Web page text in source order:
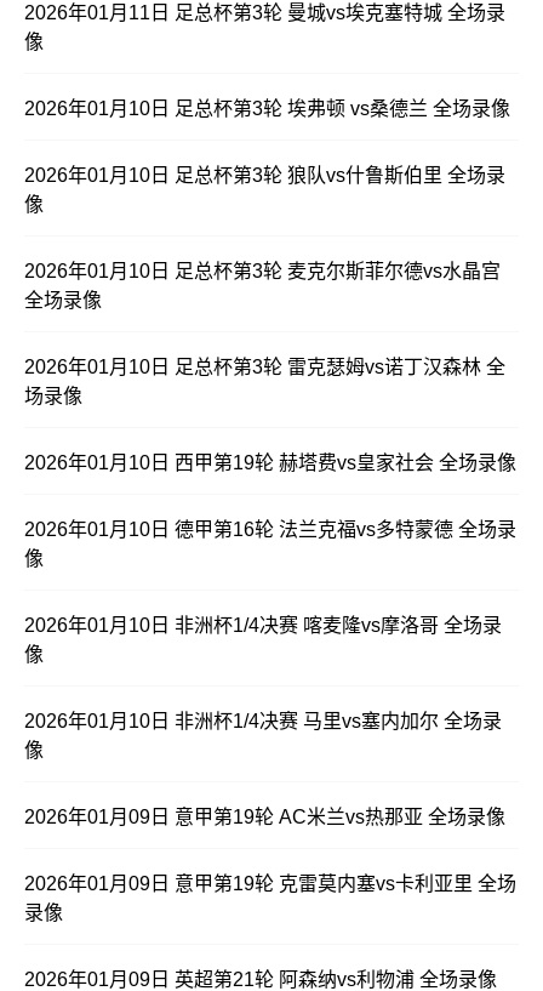
2026年01月11日 足总杯第3轮 曼城vs埃克塞特城 全场录
像
2026年01月10日 足总杯第3轮 埃弗顿 vs桑德兰 全场录像
2026年01月10日 足总杯第3轮 狼队vs什鲁斯伯里 全场录
像
2026年01月10日 足总杯第3轮 麦克尔斯菲尔德vs水晶宫
全场录像
2026年01月10日 足总杯第3轮 雷克瑟姆vs诺丁汉森林 全
场录像
2026年01月10日 西甲第19轮 赫塔费vs皇家社会 全场录像
2026年01月10日 德甲第16轮 法兰克福vs多特蒙德 全场录
像
2026年01月10日 非洲杯1/4决赛 喀麦隆vs摩洛哥 全场录
像
2026年01月10日 非洲杯1/4决赛 马里vs塞内加尔 全场录
像
2026年01月09日 意甲第19轮 AC米兰vs热那亚 全场录像
2026年01月09日 意甲第19轮 克雷莫内塞vs卡利亚里 全场
录像
2026年01月09日 英超第21轮 阿森纳vs利物浦 全场录像